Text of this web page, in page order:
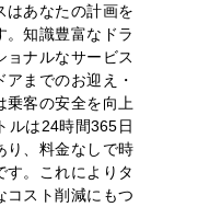
はあなたの計画を
。知識豊富なドラ
ョナルなサービス
までのお迎え・
乗客の安全を向上
ルは24時間365日
り、料金なしで時
す。これによりタ
コスト削減にもつ